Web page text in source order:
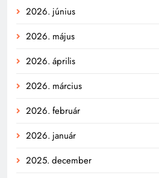
2026. június
2026. május
2026. április
2026. március
2026. február
2026. január
2025. december